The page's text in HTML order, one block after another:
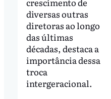
diversas outras
diretoras ao longo
das últimas
décadas, destaca a
importância dessa
troca
intergeracional.